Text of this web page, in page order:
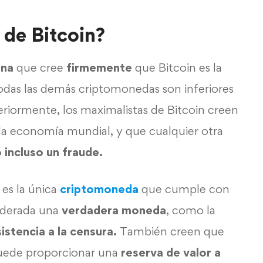
Bitcoin?
que cree firmemente que Bitcoin es la
las demás criptomonedas son inferiores
los maximalistas de Bitcoin creen
economía mundial, y que cualquier otra
un fraude.
la única criptomoneda que cumple con
una verdadera moneda, como la
a la censura. También creen que
proporcionar una reserva de valor a